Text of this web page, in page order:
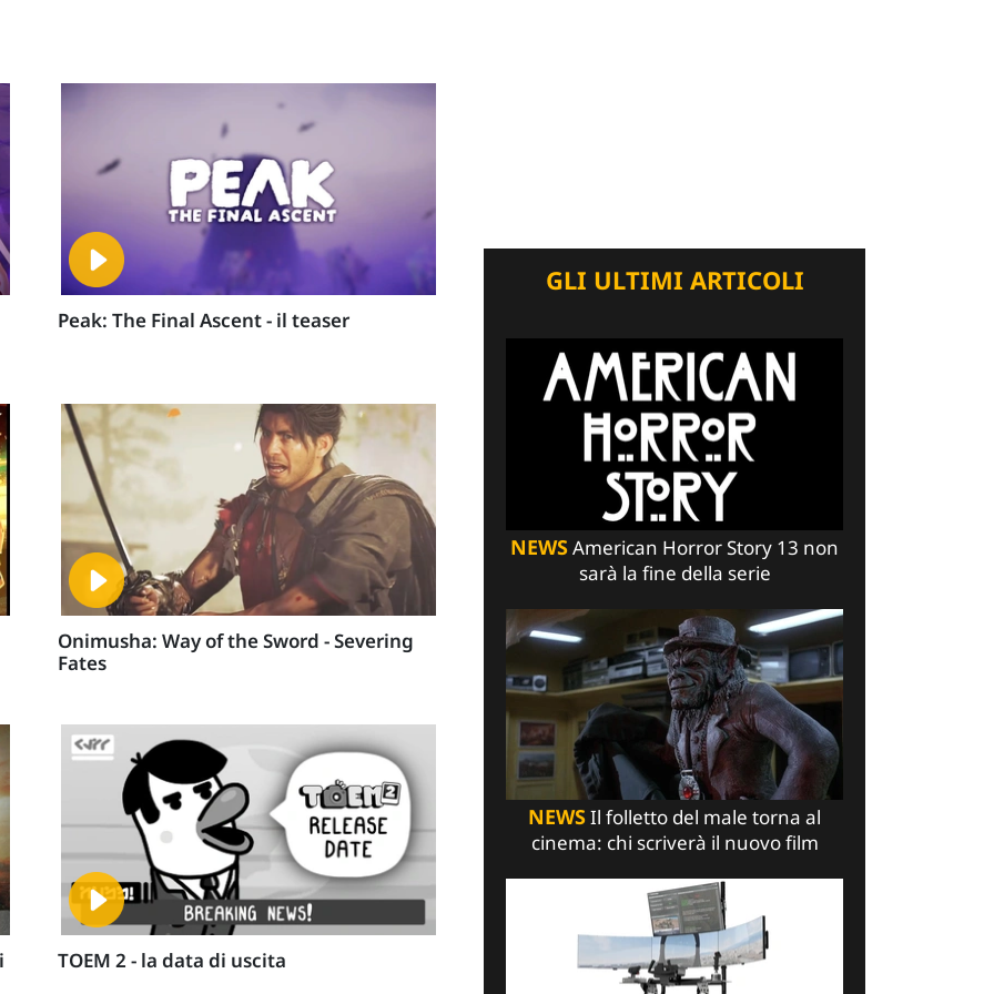
Peak: The Final Ascent - il teaser
Onimusha: Way of the Sword - Severing
Fates
TOEM 2 - la data di uscita
GLI ULTIMI ARTICOLI
NEWSAmerican Horror Story 13 non
sarà la fine della serie
NEWSIl folletto del male torna al
cinema: chi scriverà il nuovo film